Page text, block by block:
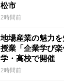
松市
2時間前
地場産業の魅力
授業「企業学び
学・高校で開催
2時間前